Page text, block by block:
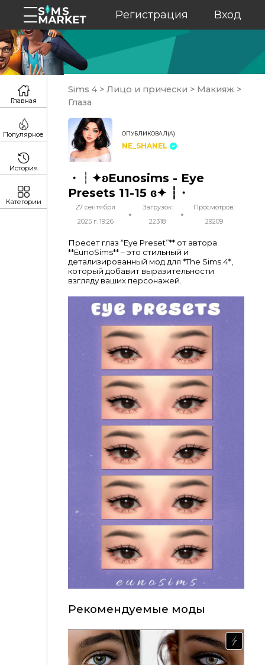
Регистрация Вход
Sims 4 > Лицо и прически > Макияж >
Глаза
ОПУБЛИКОВАЛ(А)
NE_SHANEL
・┆✦ʚEunosims - Eye
Presets 11-15 ɞ✦ ┆・
27 сентября
2025 г. 19:26
Загрузок:
22318
Просмотров:
29209
Пресет глаз “Eye Preset”** от автора
**EunoSims** – это стильный и
детализированный мод для *The Sims 4*,
который добавит выразительности
взгляду ваших персонажей.
Рекомендуемые моды
Главная
Популярное
История
Категории